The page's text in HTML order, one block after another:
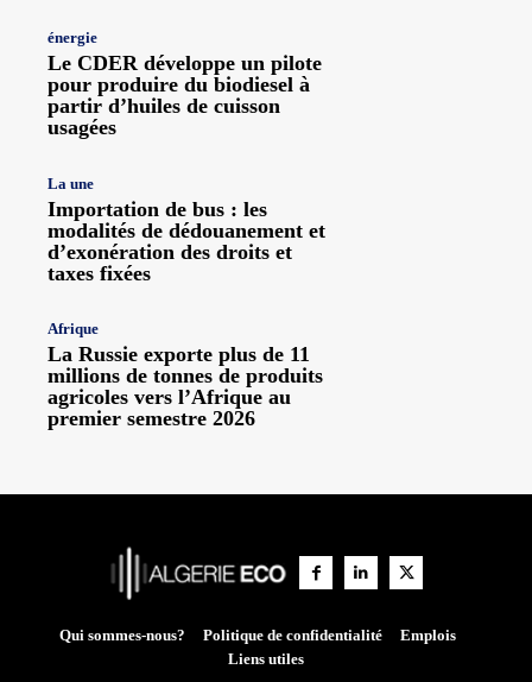
énergie
Le CDER développe un pilote
pour produire du biodiesel à
partir d’huiles de cuisson
usagées
La une
Importation de bus : les
modalités de dédouanement et
d’exonération des droits et
taxes fixées
Afrique
La Russie exporte plus de 11
millions de tonnes de produits
agricoles vers l’Afrique au
premier semestre 2026
Qui sommes-nous? Politique de confidentialité
Emplois
Liens utiles